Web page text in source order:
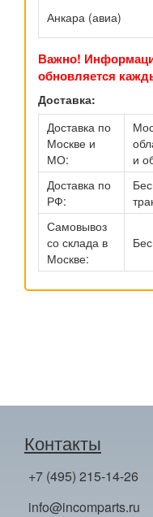
Анкара (авиа)
Важно!
обновляется
Доставка:
Доставка по
Москве и
МО:
и
Доставка по
РФ:
Самовывоз
со склада в
Москве:
Контакты
+7 (495) 215-14-26
info@incomparts.ru